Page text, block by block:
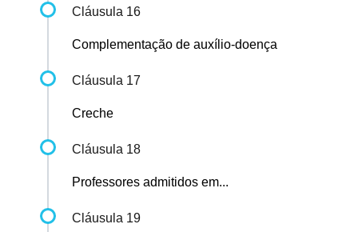
Cláusula 16
Complementação de auxílio-doença
Cláusula 17
Creche
Cláusula 18
Professores admitidos em...
Cláusula 19